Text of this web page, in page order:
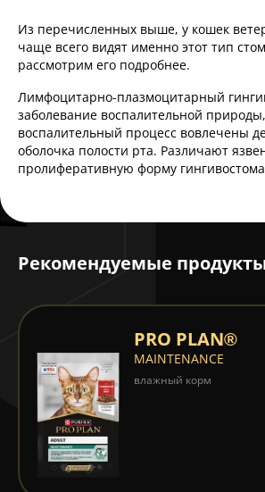
Из перечисленных выше, у кошек
чаще всего видят именно этот тип
рассмотрим его подробнее.
Лимфоцитарно-плазмоцитарный
заболевание воспалительной
воспалительный процесс вовлечены
оболочка полости рта. Различают
пролиферативную форму
Рекомендуемые
PRO PLAN®
MAINTENANCE
влажный корм